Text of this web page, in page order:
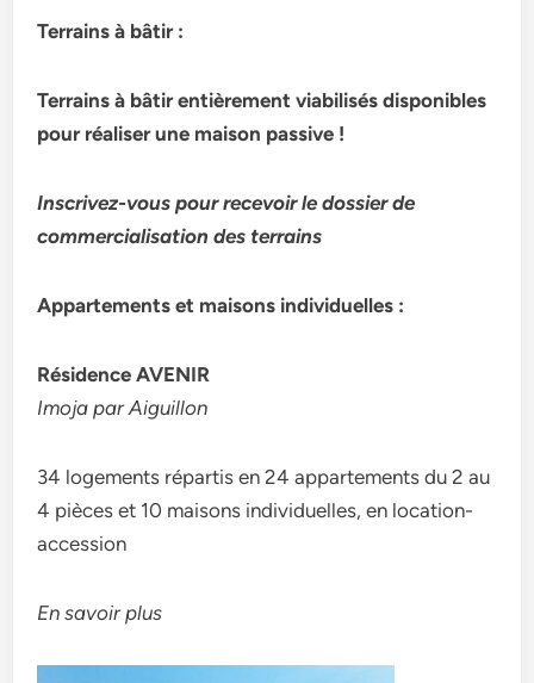
Terrains à bâtir :
Terrains à bâtir entièrement viabilisés disponibles
pour réaliser une maison passive !
Inscrivez-vous pour recevoir le dossier de
commercialisation des terrains
Appartements et maisons individuelles :
Résidence AVENIR
Imoja par Aiguillon
34 logements répartis en 24 appartements du 2 au
4 pièces et 10 maisons individuelles, en location-
accession
En savoir plus